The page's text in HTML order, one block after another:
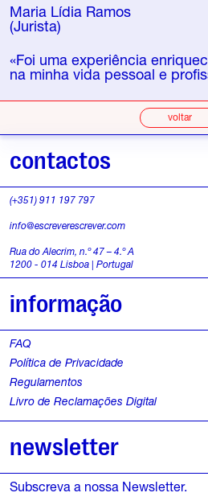
Maria Lídia Ramos
(Jurista)
«Foi uma experiência
na minha vida pessoal e
voltar
contactos
(+351) 911 197 797
info@escreverescrever.com
Rua do Alecrim, n.º 47 – 4.º A
1200 - 014 Lisboa | Portugal
informação
FAQ
Política de Privacidade
Regulamentos
Livro de Reclamações Digital
newsletter
Subscreva a nossa Newsletter.